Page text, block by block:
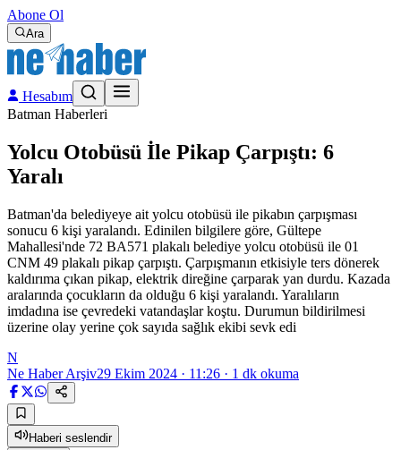
Abone Ol
Ara
Hesabım
Batman Haberleri
Yolcu Otobüsü İle Pikap Çarpıştı: 6
Yaralı
Batman'da belediyeye ait yolcu otobüsü ile pikabın çarpışması
sonucu 6 kişi yaralandı. Edinilen bilgilere göre, Gültepe
Mahallesi'nde 72 BA571 plakalı belediye yolcu otobüsü ile 01
CNM 49 plakalı pikap çarpıştı. Çarpışmanın etkisiyle ters dönerek
kaldırıma çıkan pikap, elektrik direğine çarparak yan durdu. Kazada
aralarında çocukların da olduğu 6 kişi yaralandı. Yaralıların
imdadına ise çevredeki vatandaşlar koştu. Durumun bildirilmesi
üzerine olay yerine çok sayıda sağlık ekibi sevk edi
N
Ne Haber Arşiv29 Ekim 2024 · 11:26 · 1 dk okuma
Haberi seslendir